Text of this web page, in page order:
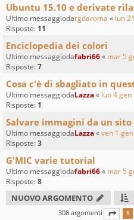
Ubuntu 15.10 e derivate
Ultimo messaggiodargdaroma « lun
Risposte: 11
Enciclopedia dei colori
Ultimo messaggiodafabri66« mar 5
Risposte:7
Cosa c'è di sbagliato in
Ultimo messaggiodaLazza« lun 4 gen
Risposte: 1
Salvare immagini da un sito
Ultimo messaggiodaLazza«ven 1
Risposte:3
G'MIC varie tutorial
Ultimo messaggiodafabri66« mar 5
Risposte:8
NUOVO ARGOMENTO
308 argomenti 1